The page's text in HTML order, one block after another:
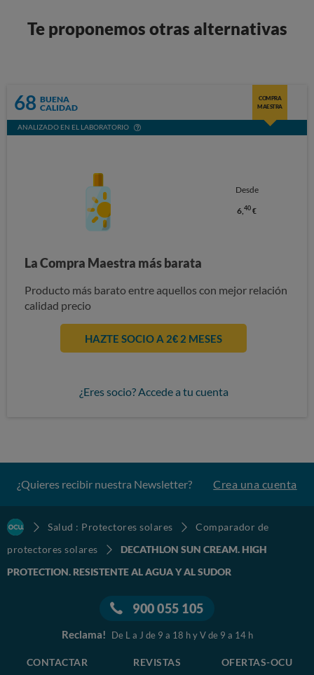
Te proponemos otras alternativas
68 BUENA
CALIDAD
COMPRA
MAESTRA
ANALIZADO EN EL LABORATORIO
Desde
6,40 €
La Compra Maestra más barata
Producto más barato entre aquellos con mejor relación
calidad precio
HAZTE SOCIO A 2€ 2 MESES
¿Eres socio? Accede a tu cuenta
¿Quieres recibir nuestra Newsletter? Crea una cuenta
Salud : Protectores solares
Comparador de
protectores solares
DECATHLON SUN CREAM. HIGH
PROTECTION. RESISTENTE AL AGUA Y AL SUDOR
900 055 105
Reclama! De L a J de 9 a 18 h y V de 9 a 14 h
CONTACTAR REVISTAS OFERTAS-OCU